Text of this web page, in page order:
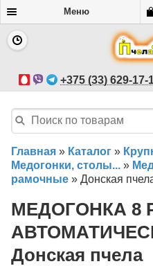
Меню
+375 (33) 629-17-
Главная » Каталог »
Медогонки, столы... »
рамочные » Донская
МЕДОГОНКА 8
Донская пчела